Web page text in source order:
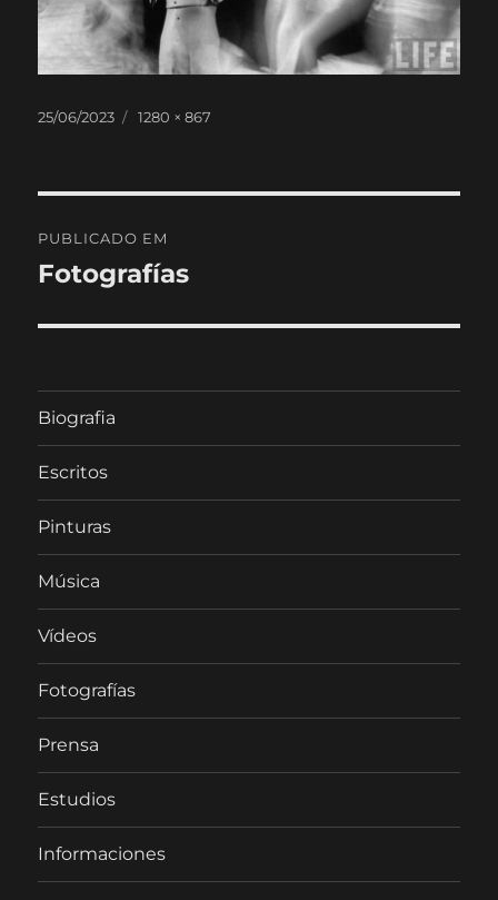
Publicado
25/06/2023
Tamanho
1280 × 867
de
PUBLICADO EM
Fotografías
Biografia
Escritos
Pinturas
Música
Vídeos
Fotografías
Prensa
Estudios
Informaciones